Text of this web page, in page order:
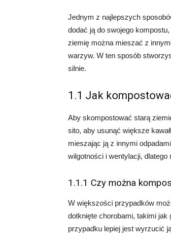
Jednym z najlepszych
dodać ją do swojego
ziemię można mieszać z
warzyw. W ten sposób
silnie.
1.1 Jak
Aby skompostować starą
sito, aby usunąć większe
mieszając ją z innymi
wilgotności i wentylacji,
1.1.1 Czy można
W większości przypadków
dotknięte chorobami, takimi
przypadku lepiej jest wyrzucić